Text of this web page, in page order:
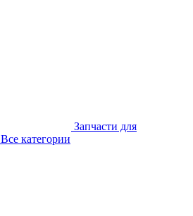
Запчасти для
Все категории